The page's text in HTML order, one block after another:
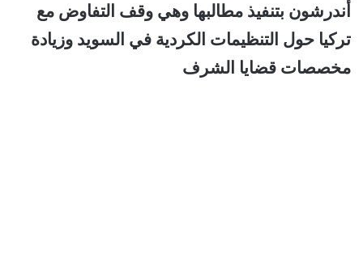
أندرشون بتنفيذ مطالبها وهي وقف التفاوض مع
تركيا حول التنظيمات الكردية في السويد وزيادة
مخصصات قضايا الشرف